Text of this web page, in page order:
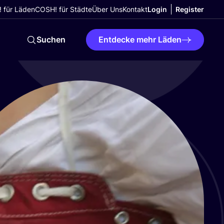
für LädenCOSH! für StädteÜber UnsKontaktLogin Register
Suchen Entdecke mehr Läden